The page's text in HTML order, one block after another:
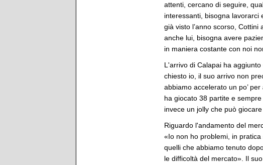
attenti, cercano di seguire,
interessanti, bisogna lavorarci
già visto l’anno scorso,
anche lui, bisogna avere
in maniera costante con noi
L'arrivo di Calapai ha
chiesto io, il suo arrivo non
abbiamo accelerato un po’
ha giocato 38 partite e
invece un jolly che può
Riguardo l'andamento del
«Io non ho problemi, in
quelli che abbiamo tenuto
le difficoltà del mercato». Il